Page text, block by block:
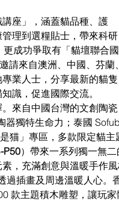
座」，涵蓋貓品種、護
理到選糧貼士，帶來科研
成功爭取有「貓壇聯合國
請來自澳洲、中國、芬蘭
業人士，分享最新的貓隻
識，促進國際交流。
來自中國台灣的文創陶瓷
器獨特生命力；泰國
猫」專區，多款限定貓主
P50）帶來一系列獨一無
，充滿創意與溫暖手作風
過插畫及周邊溫暖人心。
款主題積木雕塑，讓玩